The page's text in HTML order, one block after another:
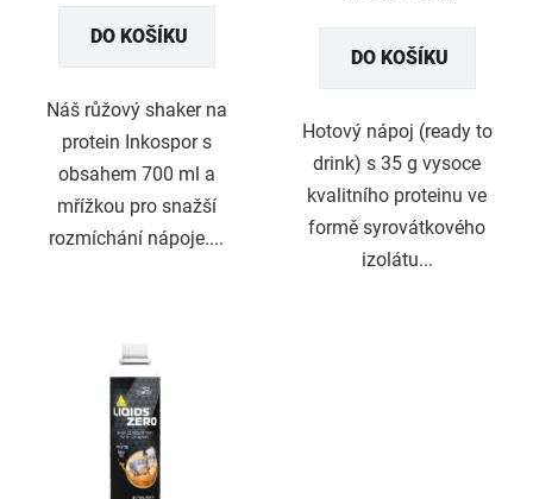
z
hvězdiček.
DO KOŠÍKU
Náš růžový shaker na
protein Inkospor s
obsahem 700 ml a
mřížkou pro snažší
rozmíchání nápoje....
5
DO KOŠÍKU
Hotový nápoj (ready to
drink) s 35 g vysoce
kvalitního proteinu ve
formě syrovátkového
izolátu...